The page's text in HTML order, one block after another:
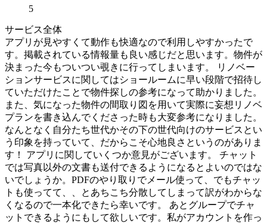
5
サービス全体
アプリが見やすくて動作も快適なので利用しやすかったで
す。掲載されている情報量も良い感じだと思います。物件が
決まった今もついつい覗きに行ってしまいます。 リノベー
ションサービスに関してはショールームに早い段階で招待し
ていただけたことで物件探しの参考になって助かりました。
また、気になった物件の間取り図を用いて実際に妄想リノベ
プランを書き込んでくださった時も大変参考になりました。
なんとなく自分たち世代かその下の世代向けのサービスとい
う印象を持っていて、だからこそ心地良さというのがありま
す！ アプリに関していくつか意見がございます。 チャット
では写真以外の文書も送付できるようになるとよいのではな
いでしょうか。PDFのやり取りでメール使って、でもチャッ
トも使ってて、、とあちこち分散してしまって訳がわからな
くなるので一本化できたら幸いです。 あとグループでチャ
ットできるようにもして欲しいです。私がアカウントを作っ